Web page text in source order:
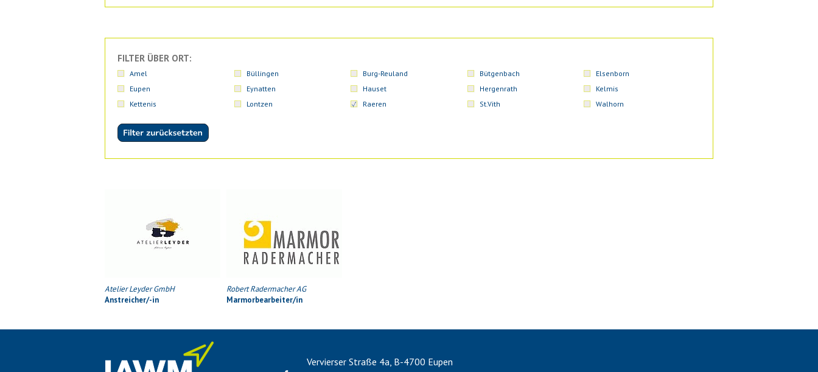
FILTER ÜBER ORT:
Amel Büllingen Burg-Reuland Bütgenbach
Elsenborn
Eupen
Eynatten Hauset Hergenrath
Kelmis
Kettenis
Lontzen Raeren St.Vith Walhorn
Atelier Leyder GmbH
Anstreicher/-in
Robert Radermacher AG
Marmorbearbeiter/in
Vervierser Straße 4a, B-4700 Eupen